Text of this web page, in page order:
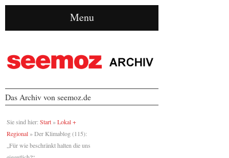
Menu
Das Archiv von seemoz.de
Sie sind hier: Start » Lokal +
Regional » Der Klimablog (115):
„Für wie beschränkt halten die uns